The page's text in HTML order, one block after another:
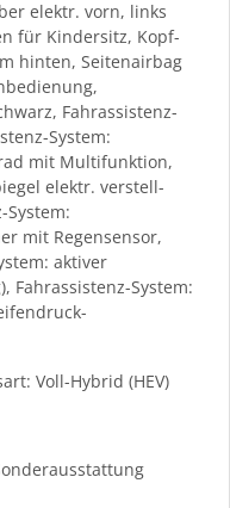
elektr. vorn, links
für Kindersitz, Kopf-
hinten, Seitenairbag
Fahrassistenz-
System:
mit Multifunktion,
elektr. verstell-
mit Regensensor,
aktiver
Fahrassistenz-System:
Voll-Hybrid (HEV)